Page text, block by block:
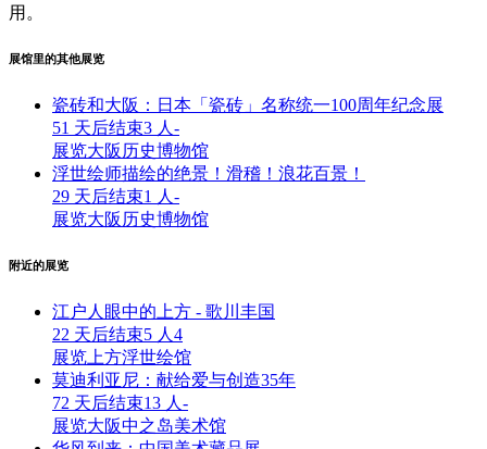
用。
展馆里的其他展览
瓷砖和大阪：日本「瓷砖」名称统一100周年纪念展
51 天后结束3 人 -
展览大阪历史博物馆
浮世绘师描绘的绝景！滑稽！浪花百景！
29 天后结束1 人 -
展览大阪历史博物馆
附近的展览
江户人眼中的上方 - 歌川丰国
22 天后结束5 人 4
展览 上方浮世绘馆
莫迪利亚尼：献给爱与创造35年
72 天后结束13 人 -
展览大阪中之岛美术馆